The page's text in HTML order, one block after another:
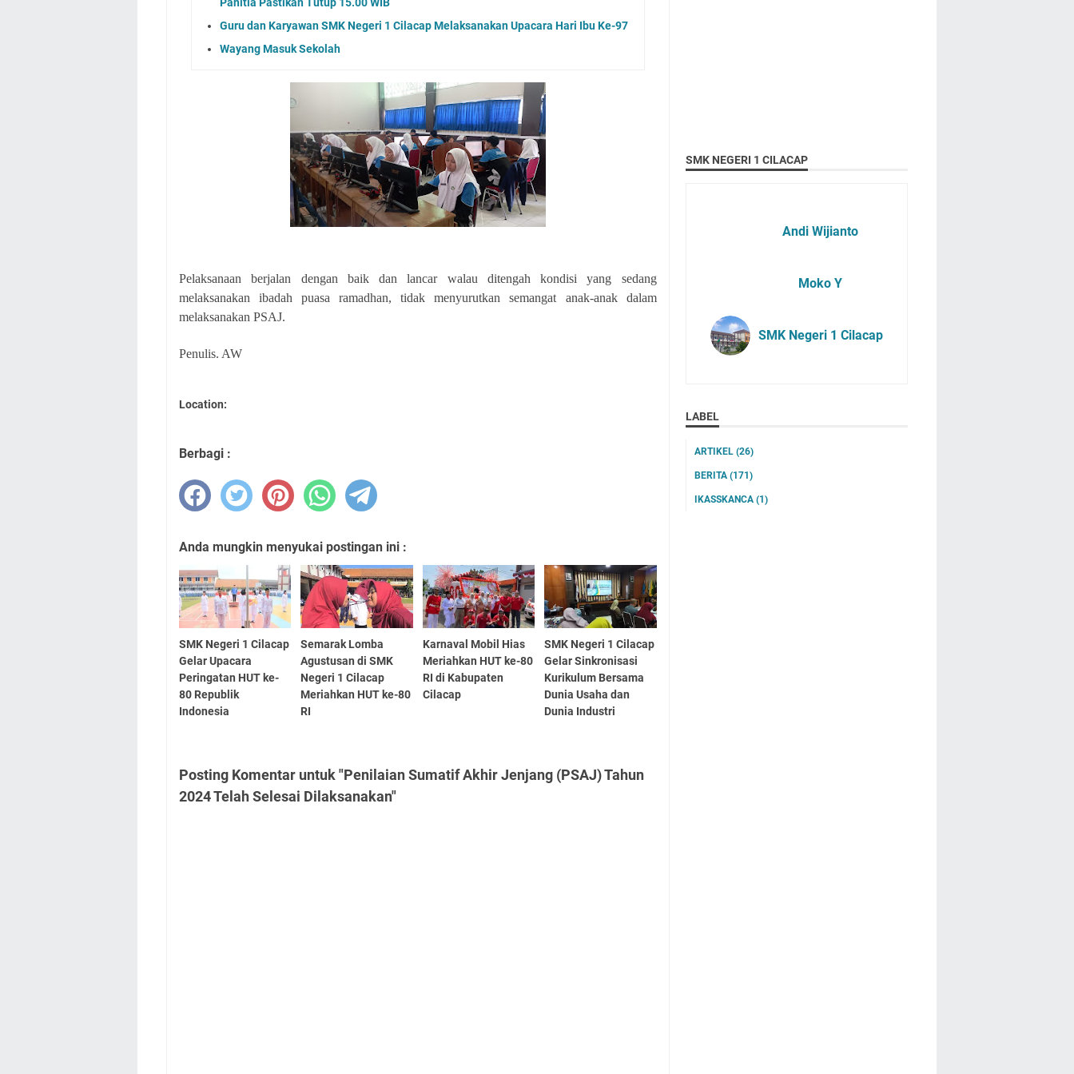
Guru dan Karyawan SMK Negeri 1 Cilacap Melaksanakan Upacara Hari Ibu Ke-97
Wayang Masuk Sekolah
Pelaksanaan berjalan dengan baik dan lancar walau ditengah kondisi yang sedang
melaksanakan ibadah puasa ramadhan, tidak menyurutkan semangat anak-anak dalam
melaksanakan PSAJ.
Penulis. AW
Location:
Berbagi :
Anda mungkin menyukai postingan ini :
SMK Negeri 1 Cilacap
Gelar Upacara
Peringatan HUT ke-
80 Republik
Indonesia
Semarak Lomba
Agustusan di SMK
Negeri 1 Cilacap
Meriahkan HUT ke-80
RI
Karnaval Mobil Hias
Meriahkan HUT ke-80
RI di Kabupaten
Cilacap
SMK Negeri 1 Cilacap
Gelar Sinkronisasi
Kurikulum Bersama
Dunia Usaha dan
Dunia Industri
Posting Komentar untuk "Penilaian Sumatif Akhir Jenjang (PSAJ) Tahun
2024 Telah Selesai Dilaksanakan"
SMK NEGERI 1 CILACAP
Andi Wijianto
Moko Y
SMK Negeri 1 Cilacap
LABEL
ARTIKEL (26)
BERITA (171)
IKASSKANCA (1)